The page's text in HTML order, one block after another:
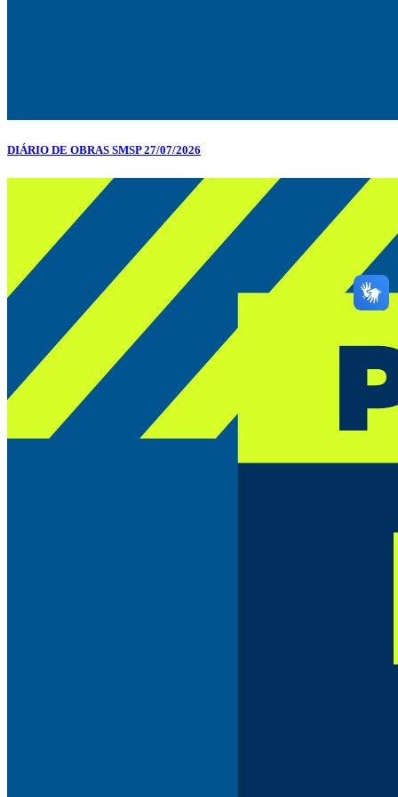
DIÁRIO DE OBRAS SMSP 27/07/2026